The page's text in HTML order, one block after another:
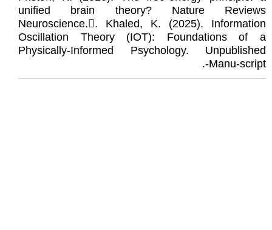
unified brain theory? Nature Reviews
Neuroscience.𔆕. Khaled, K. (2025). Information
Oscillation Theory (IOT): Foundations of a
Physically-Informed Psychology. Unpublished
Manu-script-.